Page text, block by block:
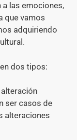
las emociones,
que vamos
adquiriendo
dos tipos:
ser casos de
alteraciones